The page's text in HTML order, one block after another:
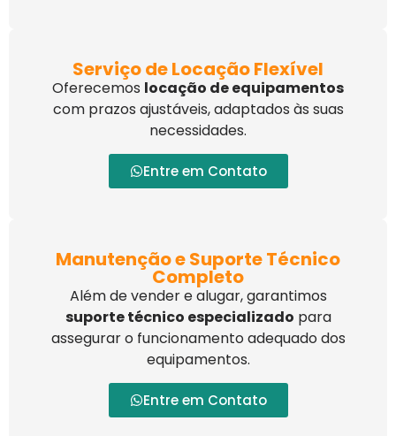
Serviço de Locação Flexível
Oferecemos locação de equipamentos
com prazos ajustáveis, adaptados às suas
necessidades.
Entre em Contato
Manutenção e Suporte Técnico
Completo
Além de vender e alugar, garantimos
suporte técnico especializado para
assegurar o funcionamento adequado dos
equipamentos.
Entre em Contato